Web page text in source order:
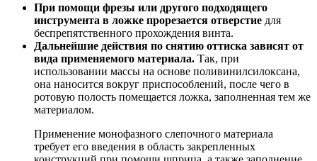
При помощи фрезы или другого подходящего
инструмента в ложке прорезается отверстие для
беспрепятственного прохождения винта.
Дальнейшие действия по снятию оттиска зависят от
вида применяемого материала. Так, при
использовании массы на основе поливинилсилоксана,
она наносится вокруг приспособлений, после чего в
ротовую полость помещается ложка, заполненная тем же
материалом.
Применение монофазного слепочного материала
требует его введения в область закрепленных